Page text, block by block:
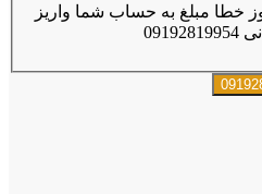
خطا مبلغ به حساب شما واریز